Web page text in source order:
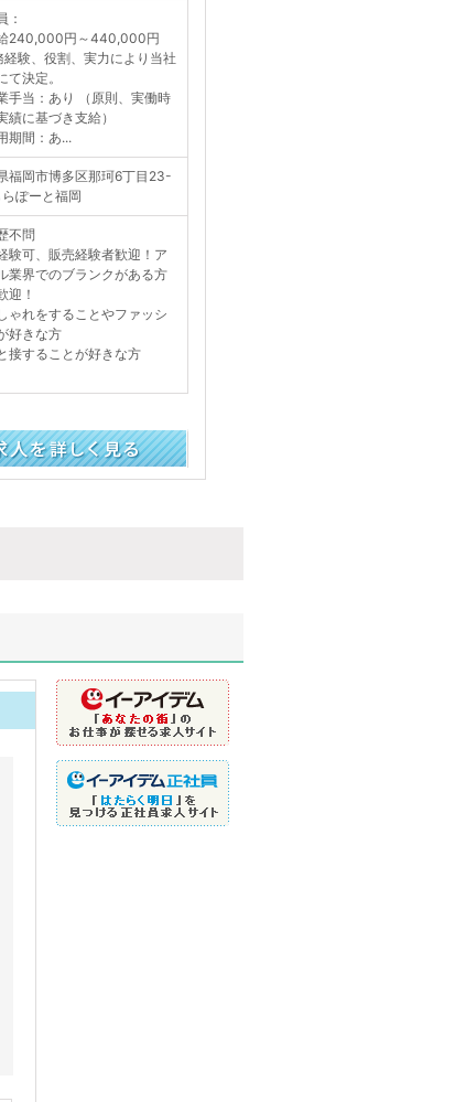
：
給240,000円～440,000円
験、役割、実力により当社
て決定。
手当：あり （原則、実働時
績に基づき支給）
期間：あ...
福岡市博多区那珂6丁目23-
ぽーと福岡
不問
験可、販売経験者歓迎！ア
業界でのブランクがある方
迎！
ゃれをすることやファッシ
好きな方
接することが好きな方